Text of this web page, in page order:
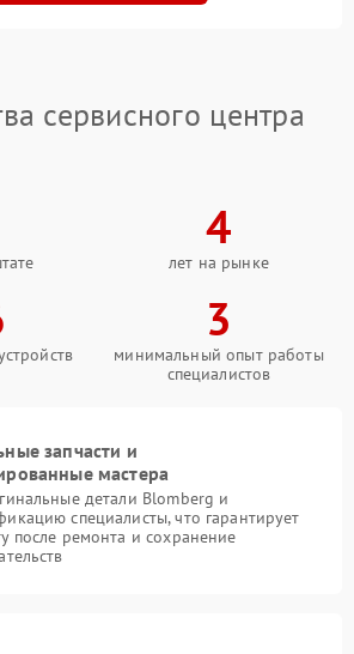
сервисного центра
4
лет на рынке
3
минимальный опыт работы
специалистов
запчасти и
мастера
детали Blomberg и
специалисты, что гарантирует
после ремонта и сохранение